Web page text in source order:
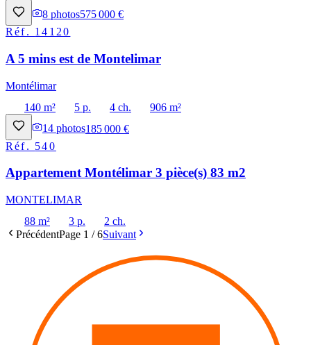
8 photos575 000 €
Réf. 14120
A 5 mins est de Montelimar
Montélimar
140 m²
5 p. 4 ch.
906 m²
14 photos185 000 €
Réf. 540
Appartement Montélimar 3 pièce(s) 83 m2
MONTELIMAR
88 m²
3 p.
2 ch.
PrécédentPage 1 /6Suivant